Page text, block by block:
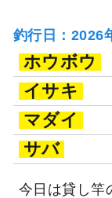
釣行日：2026
ホウボウ
イサキ
マダイ
サバ
今日は貸し竿